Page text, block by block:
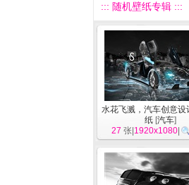
::: 随机壁纸专辑 :::
水花飞溅，汽车创意设
纸 [汽车]
27 张| 1920x1080